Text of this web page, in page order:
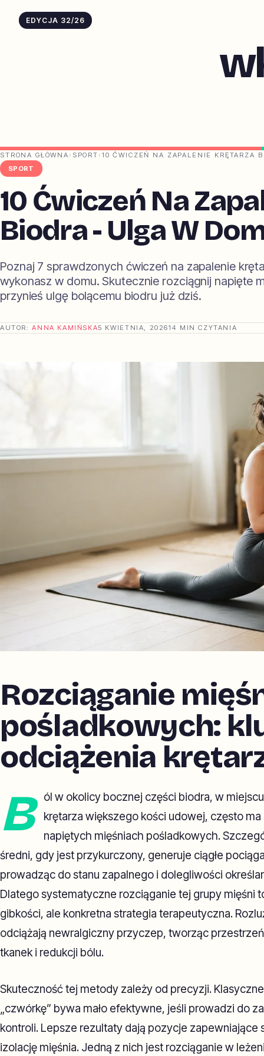
EDYCJA 32/26
STRONA GŁÓWNA › SPORT › 10 ĆWICZEŃ NA ZAPALENIE KRĘTARZA
SPORT
10 Ćwiczeń Na
Biodra - Ulga W
Poznaj 7 sprawdzonych ćwiczeń na zapalenie
wykonasz w domu. Skutecznie rozciągnij napięte
przynieś ulgę bolącemu biodru już dziś.
AUTOR:ANNA KAMIŃSKA5 KWIETNIA, 202614 MIN CZYTANIA
Rozciąganie
pośladkowych:
odciążenia
B
ól w okolicy bocznej części biodra, w
krętarza większego kości udowej, często
napiętych mięśniach pośladkowych.
średni, gdy jest przykurczony, generuje ciągłe
prowadząc do stanu zapalnego i dolegliwości
Dlatego systematyczne rozciąganie tej grupy mięśni
gibkości, ale konkretna strategia terapeutyczna.
odciążają newralgiczny przyczep, tworząc
tkanek i redukcji bólu.
Skuteczność tej metody zależy od precyzji.
„czwórkę” bywa mało efektywne, jeśli prowadzi do
kontroli. Lepsze rezultaty dają pozycje zapewniające
izolację mięśnia. Jedną z nich jest rozciąganie w